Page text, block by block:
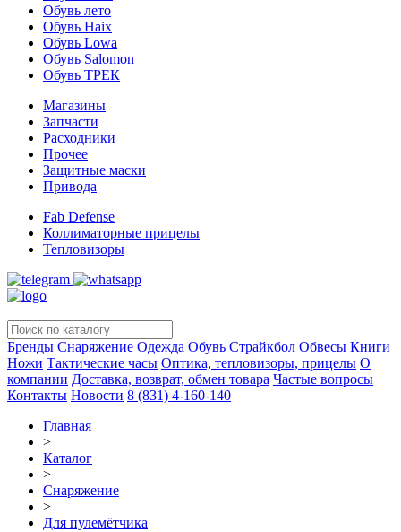
Обувь лето
Обувь Haix
Обувь Lowa
Обувь Salomon
Обувь ТРЕК
Магазины
Запчасти
Расходники
Прочее
Защитные маски
Привода
Fab Defense
Коллиматорные прицелы
Тепловизоры
Бренды Снаряжение Одежда Обувь Страйкбол Обвесы Книги
Ножи Тактические часы Оптика, тепловизоры, прицелы О
компании Доставка, возврат, обмен товара Частые вопросы
Контакты Новости 8 (831) 4-160-140
Главная
>
Каталог
>
Снаряжение
>
Для пулемётчика